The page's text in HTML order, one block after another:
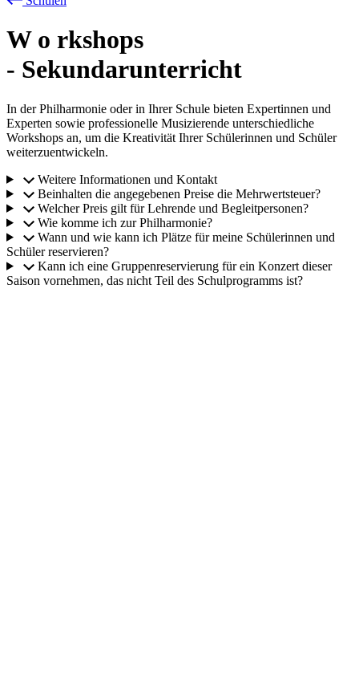
W o rkshops
- Sekundarunterricht
In der Philharmonie oder in Ihrer Schule bieten Expertinnen und
Experten sowie professionelle Musizierende unterschiedliche
Workshops an, um die Kreativität Ihrer Schülerinnen und Schüler
weiterzuentwickeln.
Weitere Informationen und Kontakt
Beinhalten die angegebenen Preise die Mehrwertsteuer?
Welcher Preis gilt für Lehrende und Begleitpersonen?
Wie komme ich zur Philharmonie?
Wann und wie kann ich Plätze für meine Schülerinnen und
Schüler reservieren?
Kann ich eine Gruppenreservierung für ein Konzert dieser
Saison vornehmen, das nicht Teil des Schulprogramms ist?